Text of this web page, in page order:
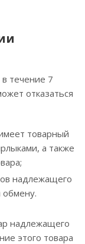
течение 7
отказаться
товарный
а также
надлежащего
обмену.
надлежащего
этого товара